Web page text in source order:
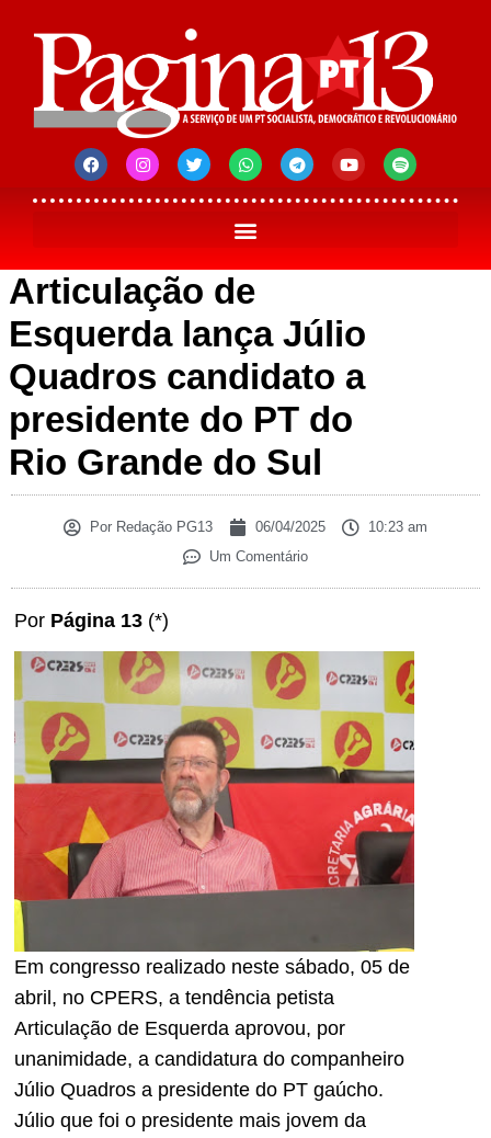
Articulação de
Esquerda lança Júlio
Quadros candidato a
presidente do PT do
Rio Grande do Sul
Por Redação PG13 06/04/2025
10:23 am
Um Comentário
Por Página 13 (*)
Em congresso realizado neste sábado, 05 de
abril, no CPERS, a tendência petista
Articulação de Esquerda aprovou, por
unanimidade, a candidatura do companheiro
Júlio Quadros a presidente do PT gaúcho.
Júlio que foi o presidente mais jovem da